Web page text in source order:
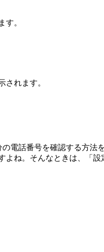
す。
されます。
電話番号を確認する方
よね。そんなときは、「